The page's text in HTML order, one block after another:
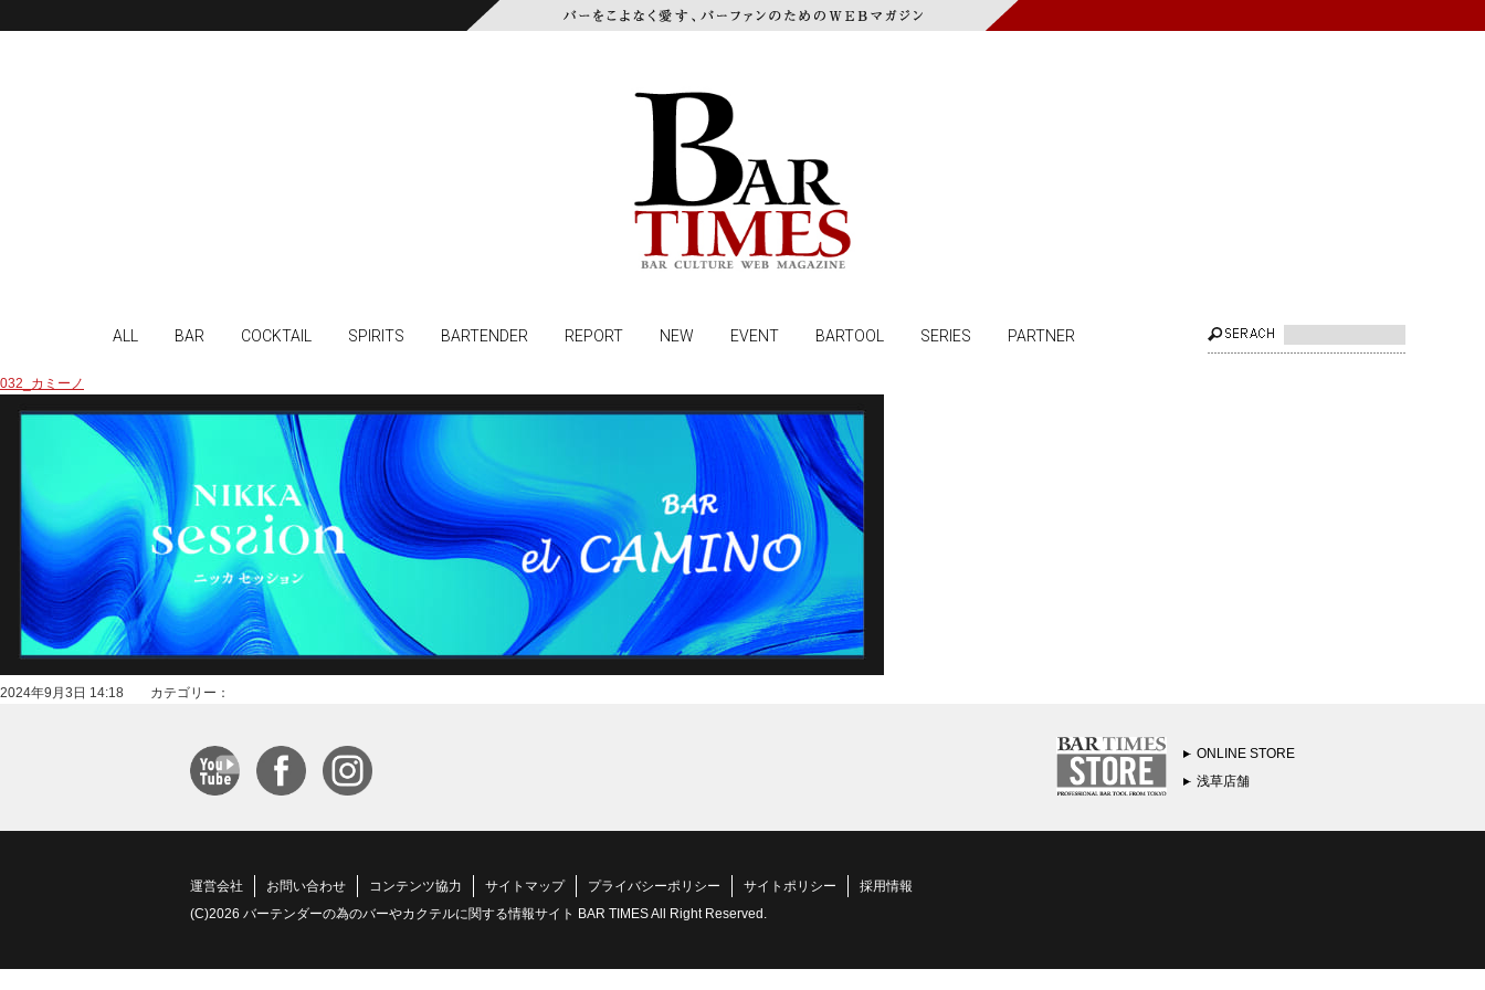
ALL BAR COCKTAIL SPIRITS BARTENDER REPORT NEW EVENT BARTOOL SERIES PARTNER
032_カミーノ
2024年9月3日 14:18 カテゴリー：
ONLINE STORE
浅草店舗
運営会社 お問い合わせ コンテンツ協力 サイトマップ プライバシーポリシー サイトポリシー
採用情報
(C)2026 バーテンダーの為のバーやカクテルに関する情報サイト BAR TIMES All Right Reserved.